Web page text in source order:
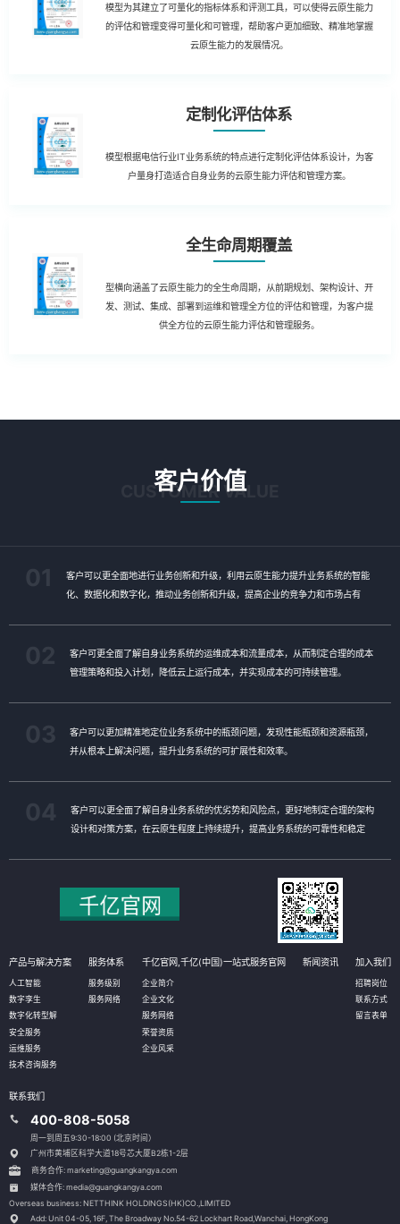
模型为其建立了可量化的指标体系和评测工具，可以使得云原生能力
的评估和管理变得可量化和可管理，帮助客户更加细致、精准地掌握
云原生能力的发展情况。
定制化评估体系
模型根据电信行业IT业务系统的特点进行定制化评估体系设计，为客
户量身打造适合自身业务的云原生能力评估和管理方案。
全生命周期覆盖
型横向涵盖了云原生能力的全生命周期，从前期规划、架构设计、开
发、测试、集成、部署到运维和管理全方位的评估和管理，为客户提
供全方位的云原生能力评估和管理服务。
客户价值
CUSTOMER VALUE
客户可以更全面地进行业务创新和升级，利用云原生能力提升业务系统的智能
化、数据化和数字化，推动业务创新和升级，提高企业的竞争力和市场占有
客户可更全面了解自身业务系统的运维成本和流量成本，从而制定合理的成本
管理策略和投入计划，降低云上运行成本，并实现成本的可持续管理。
客户可以更加精准地定位业务系统中的瓶颈问题，发现性能瓶颈和资源瓶颈，
并从根本上解决问题，提升业务系统的可扩展性和效率。
客户可以更全面了解自身业务系统的优劣势和风险点，更好地制定合理的架构
设计和对策方案，在云原生程度上持续提升，提高业务系统的可靠性和稳定
产品与解决方案
人工智能
数字孪生
数字化转型解
安全服务
运维服务
技术咨询服务
服务体系
服务级别
服务网络
千亿官网,千亿(中国)一站式服务官网
企业简介
企业文化
服务网络
荣誉资质
企业风采
新闻资讯 加入我们
招聘岗位
联系方式
留言表单
联系我们
400-808-5058
周一到周五9:30-18:00 (北京时间）
广州市黄埔区科学大道18号芯大厦B2栋1-2层
商务合作: marketing@guangkangya.com
媒体合作: media@guangkangya.com
Overseas business: NETTHINK HOLDINGS(HK)CO.,LIMITED
Add: Unit 04-05, 16F, The Broadway No.54-62 Lockhart Road,Wanchai, HongKong